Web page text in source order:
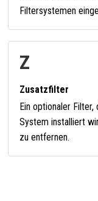
Filtersystemen
Z
Zusatzfilter
Ein optionaler
System installiert
zu entfernen.